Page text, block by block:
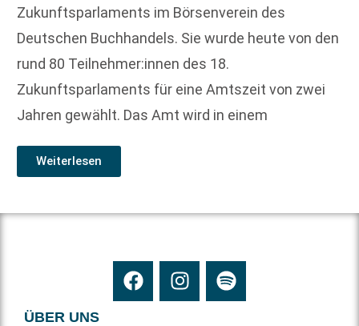
Zukunftsparlaments im Börsenverein des
Deutschen Buchhandels. Sie wurde heute von den
rund 80 Teilnehmer:innen des 18.
Zukunftsparlaments für eine Amtszeit von zwei
Jahren gewählt. Das Amt wird in einem
Weiterlesen
ÜBER UNS